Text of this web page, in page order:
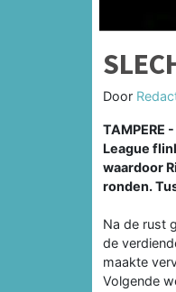
Door
TAMPERE
League
waardoor
ronden.
Na de rust
de
maakte
Volgende